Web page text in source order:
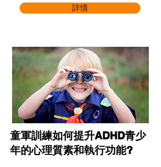
詳情
童軍訓練如何提升ADHD青少
年的心理質素和執行功能?